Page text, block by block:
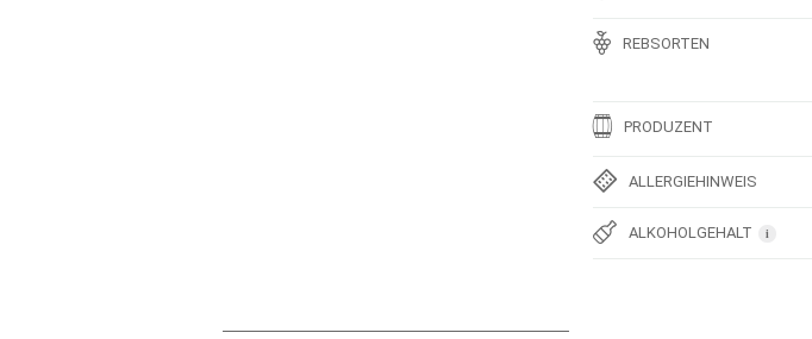
REBSORTEN
PRODUZENT
ALLERGIEHINWEIS
ALKOHOLGEHALT i